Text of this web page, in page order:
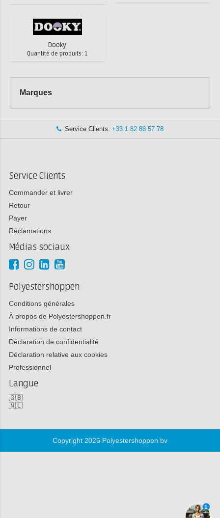
Dooky
Quantité de produits: 1
Marques
Service Clients: +33 1 82 88 57 78
Service Clients
Commander et livrer
Retour
Payer
Réclamations
Médias sociaux
Polyestershoppen
Conditions générales
À propos de Polyestershoppen.fr
Informations de contact
Déclaration de confidentialité
Déclaration relative aux cookies
Professionnel
Langue
🇬🇧
🇳🇱
Copyright 2026 Polyestershoppen bv
1